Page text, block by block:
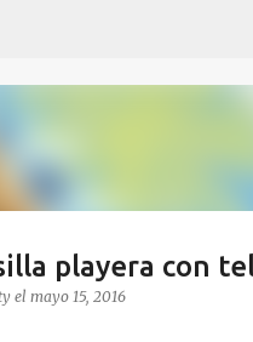
playera con
el mayo 15, 2016